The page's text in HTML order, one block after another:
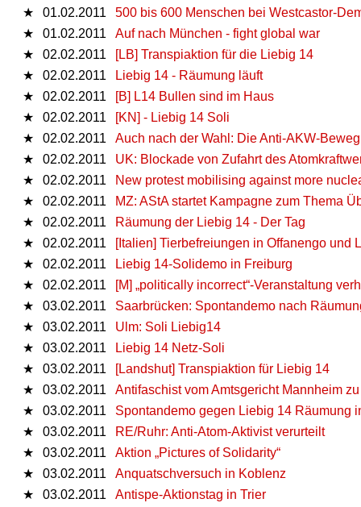
★
01.02.2011
500 bis 600 Menschen bei Westcastor-
★
01.02.2011
Auf nach München - fight global war
★
02.02.2011
[LB] Transpiaktion für die Liebig 14
★
02.02.2011
Liebig 14 - Räumung läuft
★
02.02.2011
[B] L14 Bullen sind im Haus
★
02.02.2011
[KN] - Liebig 14 Soli
★
02.02.2011
Auch nach der Wahl: Die Anti-AKW-
★
02.02.2011
UK: Blockade von Zufahrt des
★
02.02.2011
New protest mobilising against more
★
02.02.2011
MZ: AStA startet Kampagne zum Thema
★
02.02.2011
Räumung der Liebig 14 - Der Tag
★
02.02.2011
[Italien] Tierbefreiungen in Offanengo und
★
02.02.2011
Liebig 14-Solidemo in Freiburg
★
02.02.2011
[M] „politically incorrect“-Veranstaltung
★
03.02.2011
Saarbrücken: Spontandemo nach
★
03.02.2011
Ulm: Soli Liebig14
★
03.02.2011
Liebig 14 Netz-Soli
★
03.02.2011
[Landshut] Transpiaktion für Liebig 14
★
03.02.2011
Antifaschist vom Amtsgericht Mannheim
★
03.02.2011
Spontandemo gegen Liebig 14 Räumung
★
03.02.2011
RE/Ruhr: Anti-Atom-Aktivist verurteilt
★
03.02.2011
Aktion „Pictures of Solidarity“
★
03.02.2011
Anquatschversuch in Koblenz
★
03.02.2011
Antispe-Aktionstag in Trier